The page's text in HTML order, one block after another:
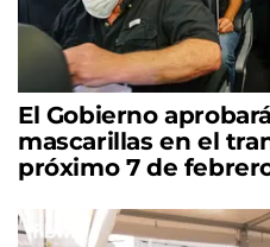
El Gobierno
mascarillas en el
próximo 7 de